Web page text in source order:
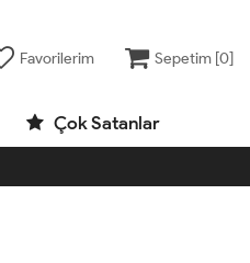
Favorilerim Sepetim [0]
Çok Satanlar